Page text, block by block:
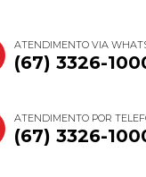
ATENDIMENTO VIA
(67) 3326-
ATENDIMENTO POR
(67) 3326-